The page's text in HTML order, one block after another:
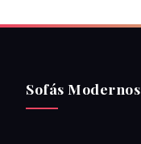
Sofás Modernos